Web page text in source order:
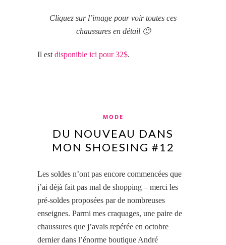
Cliquez sur l’image pour voir toutes ces
chaussures en détail 🙂
Il est disponible ici pour 32$.
MODE
DU NOUVEAU DANS
MON SHOESING #12
Les soldes n’ont pas encore commencées que
j’ai déjà fait pas mal de shopping – merci les
pré-soldes proposées par de nombreuses
enseignes. Parmi mes craquages, une paire de
chaussures que j’avais repérée en octobre
dernier dans l’énorme boutique André